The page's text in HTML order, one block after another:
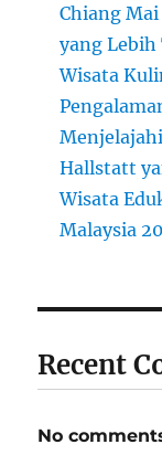
Chiang
yang Lebih
Wisata
Hallstatt
Wisata
Malaysia
Recent
No